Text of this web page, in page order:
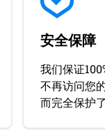
安全保障
我们保证
不再访问您
而完全保护